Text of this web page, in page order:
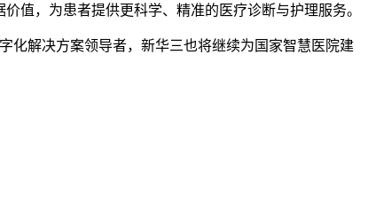
值，为患者提供更科学、精准的医疗诊断与护理服务。
化解决方案领导者，新华三也将继续为国家智慧医院建